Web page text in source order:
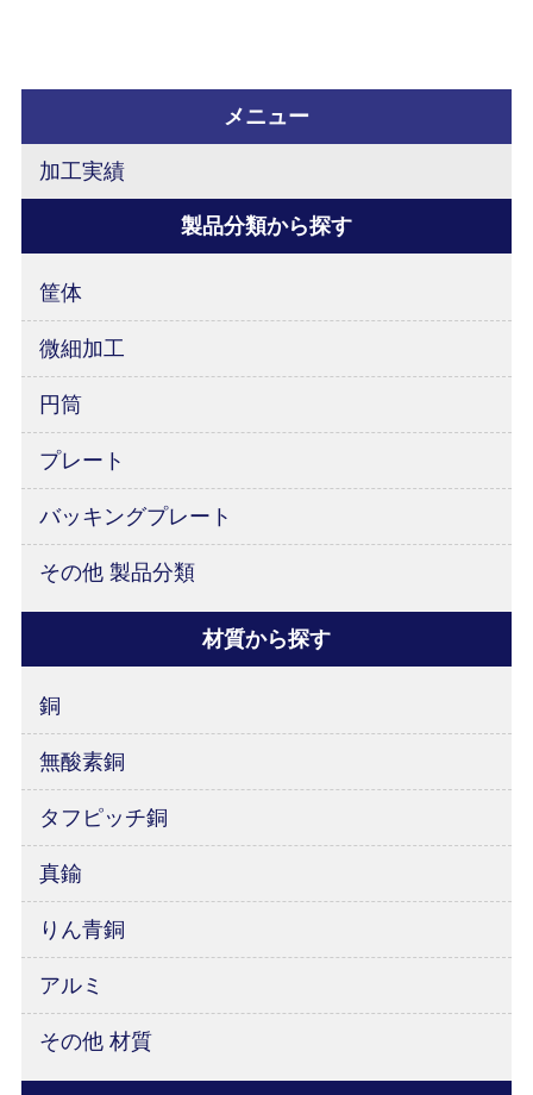
を出さない ④腐食管理 ⑤工具
詳細はコラムをご覧ください。
メニュー
加工実績
製品分類から探す
筐体
微細加工
円筒
プレート
バッキングプレート
その他 製品分類
材質から探す
銅
無酸素銅
タフピッチ銅
真鍮
りん青銅
アルミ
その他 材質